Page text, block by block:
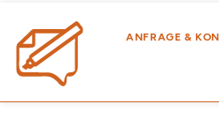
Inhalt
springen
ANFRAGE &